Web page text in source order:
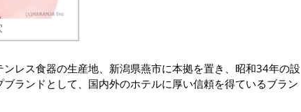
レス食器の生産地、新潟県燕市に本拠を置き、昭和34年の設
ランドとして、国内外のホテルに厚い信頼を得ているブラン